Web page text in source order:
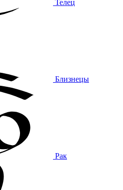
Телец
Близнецы
Рак